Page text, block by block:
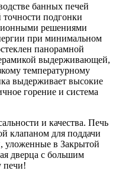
банных печей
подгонки
решениями
при минимальном
панорамной
выдерживающей,
температурному
выдерживает высокие
горение и система
и качества. Печь
клапаном для поддачи
уложенные в Закрытой
дверца с большим
печи!